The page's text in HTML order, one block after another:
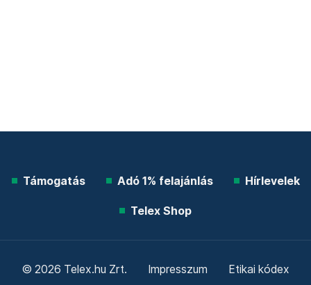
Támogatás Adó 1% felajánlás Hírlevelek
Telex Shop
© 2026 Telex.hu Zrt. Impresszum Etikai kódex